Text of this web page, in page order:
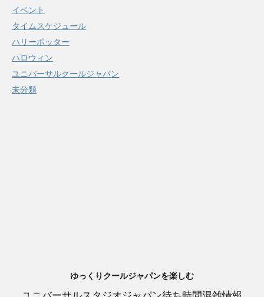
イベント
タイムスケジュール
ハリーポッター
ハロウィン
ユニバーサルクールジャパン
未分類
ゆっくりクールジャパンを楽しむ